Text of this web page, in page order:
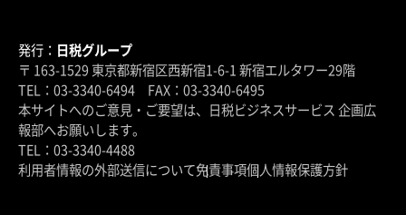
発行： 日税グループ
〒 163-1529 東京都新宿区西新宿1-6-1 新宿エルタワー29階
TEL：03-3340-6494 FAX：03-3340-6495
本サイトへのご意見・ご要望は、日税ビジネスサービス 企画広
報部へお願いします。
TEL：03-3340-4488
利用者情報の外部送信について免責事項個人情報保護方針